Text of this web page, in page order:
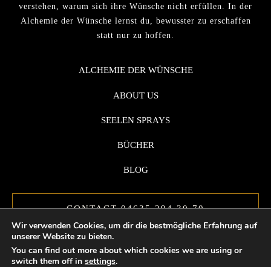
verstehen, warum sich ihre Wünsche nicht erfüllen. In der
Alchemie der Wünsche lernst du, bewusster zu erschaffen
statt nur zu hoffen.
ALCHEMIE DER WÜNSCHE
ABOUT US
SEELEN SPRAYS
BÜCHER
BLOG
CONTACT 04635 294 30 70
Wir verwenden Cookies, um dir die bestmögliche Erfahrung auf
unserer Website zu bieten.
You can find out more about which cookies we are using or
switch them off in settings.